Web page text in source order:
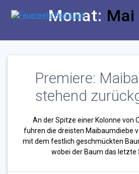
Inhalt
Monat: Mai
Premiere:
stehend
An der Spitze einer Kolonne von
fuhren die dreisten Maibaumdiebe
mit dem festlich geschmückten
wobei der Baum das letzte